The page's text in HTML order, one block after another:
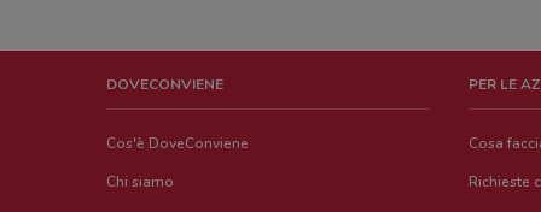
DOVECONVIENE
Cos'è DoveConviene
Chi siamo
PER LE
Cosa
Richieste